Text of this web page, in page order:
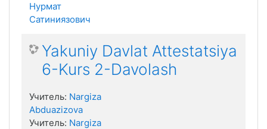
Нурмат
Сатиниязович
Yakuniy Davlat Attestatsiya
6-Kurs 2-Davolash
Учитель: Nargiza
Abduazizova
Учитель: Nargiza